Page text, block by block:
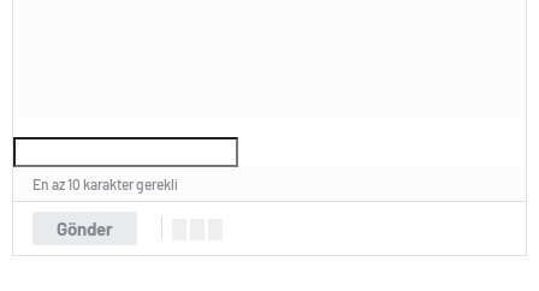
Gönder
En az 10 karakter gerekli